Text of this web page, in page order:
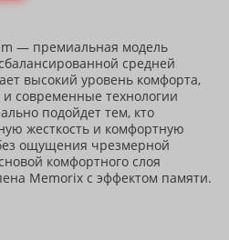
— премиальная модель
средней
высокий уровень комфорта,
современные технологии
подойдет тем, кто
жесткость и комфортную
ощущения чрезмерной
комфортного слоя
Memorix с эффектом памяти.